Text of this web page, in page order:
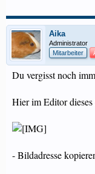
Aika
Administrator
Mitarbeiter
Du vergisst noch
Hier im Editor
- Bildadresse